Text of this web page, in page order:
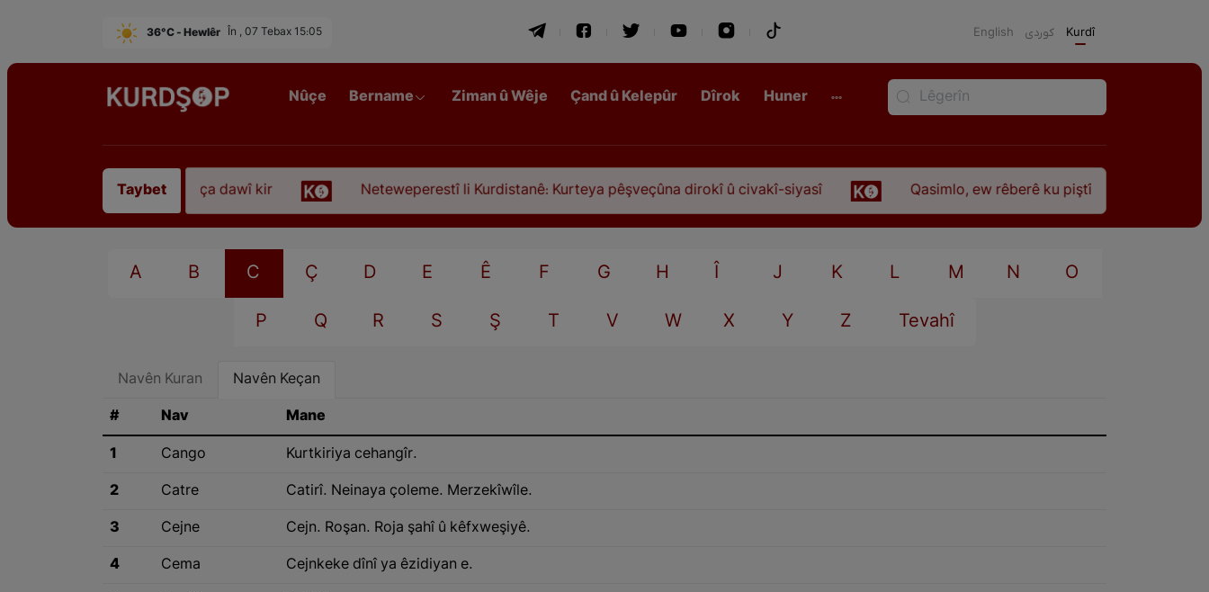
36°C - Hewlêr În , 07 Tebax 15:05 English كوردی Kurdî
Nûçe Bername Ziman û Wêje Çand û Kelepûr Dîrok Huner
Taybet
“Qadirê Sofyanî” koça dawî kir Neteweperestî li Kurdistanê: Kurteya pêşveçûna dirokî û civakî-siyasî Qasimlo, ew rêberê ku piştî 35 sal ji şehîdbûna
A B C Ç D E Ê F G H Î J K L M N O
P Q R S Ş T V W X Y Z Tevahî
Navên Kuran Navên Keçan
# Nav Mane
1 Cango Kurtkiriya cehangîr.
2 Catre Catirî. Neinaya çoleme. Merzekîwîle.
3 Cejne Cejn. Roşan. Roja şahî û kêfxweşiyê.
4 Cema Cejnkeke dînî ya êzidiyan e.